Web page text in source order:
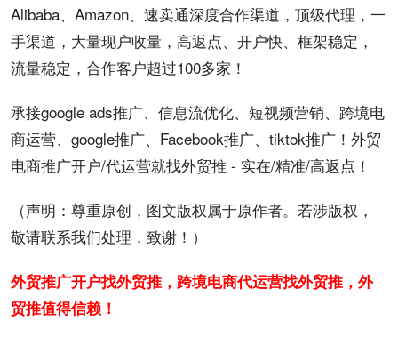
Alibaba、Amazon、速卖通深度合作渠道，顶级代理，一
手渠道，大量现户收量， 高返点、 开户快、框架稳定，
流量稳定，合作客户超过100多家！
承接google ads推广、 信息流优化、短视频营销、跨境电
商运营、google推广、Facebook推广、tiktok推广！外贸
电商推广开户/代运营就找外贸推 - 实在/精准/高返点！
（声明：尊重原创，图文版权属于原作者。若涉版权，
敬请联系我们处理，致谢！）
外贸推广开户找外贸推，跨境电商代运营找外贸推，外
贸推值得信赖！